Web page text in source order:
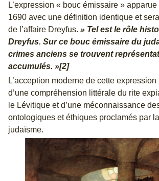
L’expression « bouc émissaire »
1690 avec une définition identique et
de l’affaire Dreyfus. » Tel est le rôle
Dreyfus. Sur ce bouc émissaire du
crimes anciens se trouvent
accumulés. »[2]
L’acception moderne de cette
d’une compréhension littérale du rite
le Lévitique et d’une méconnaissance
ontologiques et éthiques proclamés par
judaïsme.